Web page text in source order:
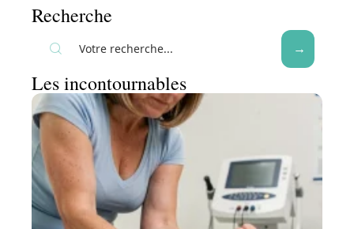
Recherche
Les incontournables